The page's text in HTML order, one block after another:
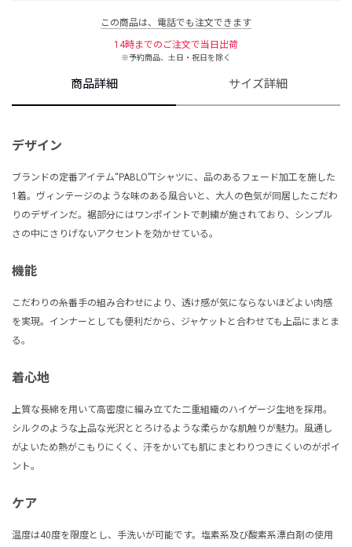
この商品は、電話でも注文できます
14時までのご注文で当日出荷
※予約商品、土日・祝日を除く
商品詳細 サイズ詳細
デザイン
ブランドの定番アイテム“PABLO”Tシャツに、品のあるフェード加工を施した
1着。ヴィンテージのような味のある風合いと、大人の色気が同居したこだわ
りのデザインだ。裾部分にはワンポイントで刺繍が施されており、シンプル
さの中にさりげないアクセントを効かせている。
機能
こだわりの糸番手の組み合わせにより、透け感が気にならないほどよい肉感
を実現。インナーとしても便利だから、ジャケットと合わせても上品にまとま
る。
着心地
上質な長綿を用いて高密度に編み立てた二重組織のハイゲージ生地を採用。
シルクのような上品な光沢ととろけるような柔らかな肌触りが魅力。風通し
がよいため熱がこもりにくく、汗をかいても肌にまとわりつきにくいのがポイ
ント。
ケア
温度は40度を限度とし、手洗いが可能です。塩素系及び酸素系漂白剤の使用